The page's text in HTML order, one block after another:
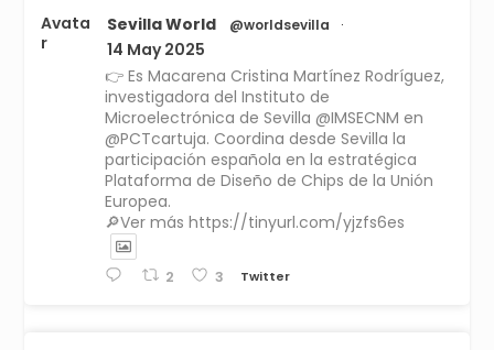
Avata
r
Sevilla World @worldsevilla ·
14 May 2025
👉 Es Macarena Cristina Martínez Rodríguez,
investigadora del Instituto de
Microelectrónica de Sevilla @IMSECNM en
@PCTcartuja. Coordina desde Sevilla la
participación española en la estratégica
Plataforma de Diseño de Chips de la Unión
Europea.
🔎Ver más https://tinyurl.com/yjzfs6es
2 3 Twitter